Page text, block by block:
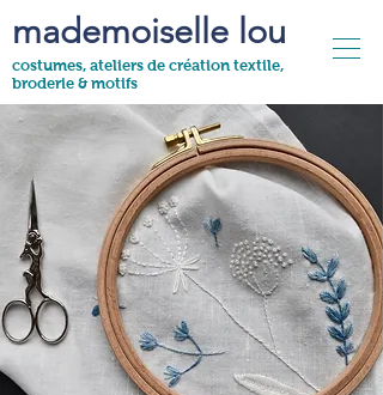
mademoiselle lou
costumes, ateliers de création textile,
broderie & motifs